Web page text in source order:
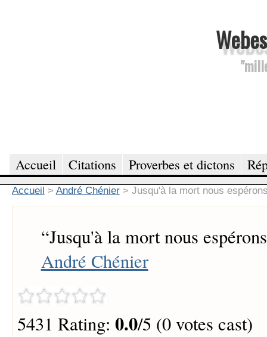
Accueil Citations Proverbes et dictons
Accueil > André Chénier > Jusqu'à la mort nous
“Jusqu'à la mort nous
André Chénier
5431 Rating: 0.0/5 (0 votes cast)